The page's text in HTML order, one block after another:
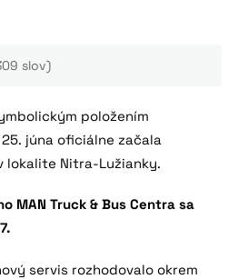
slov)
položením
júna oficiálne začala
lokalite Nitra-Lužianky.
MAN Truck & Bus Centra sa
servis rozhodovalo okrem